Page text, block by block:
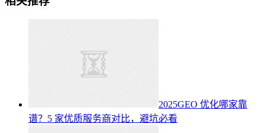
2025GEO 优化哪家靠
谱？5 家优质服务商对比，避坑必看